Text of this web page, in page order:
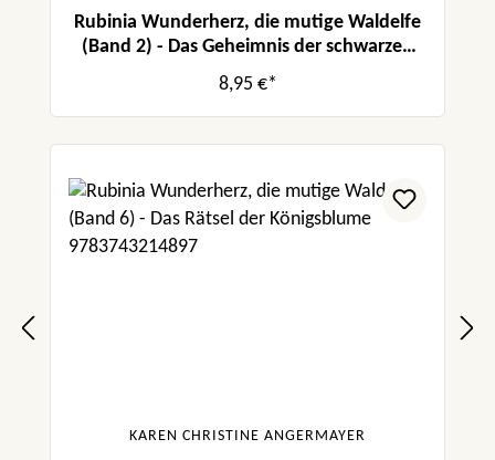
Rubinia Wunderherz, die mutige Waldelfe
(Band 2) - Das Geheimnis der schwarzen
Feder
8,95 €*
KAREN CHRISTINE ANGERMAYER